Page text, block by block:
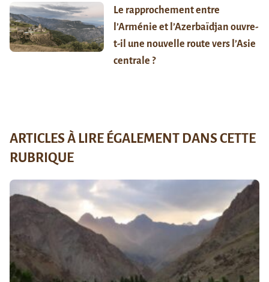
Le rapprochement entre
l’Arménie et l’Azerbaïdjan ouvre-
t-il une nouvelle route vers l’Asie
centrale ?
ARTICLES À LIRE ÉGALEMENT DANS CETTE
RUBRIQUE